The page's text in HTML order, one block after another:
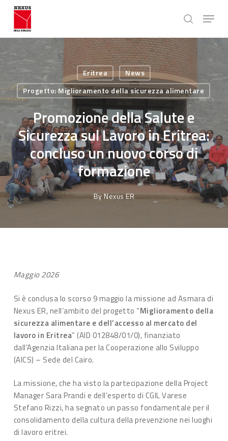
Skip
main
search
Menu
Eritrea
News
Progetto: Miglioramento della sicurezza alimentare
Promozione della Salute e
Sicurezza sul Lavoro in Eritrea:
concluso un nuovo corso di
formazione
ByNexus ER
Maggio 2026
Si è conclusa lo scorso 9 maggio la missione ad Asmara di
Nexus ER, nell’ambito del progetto “Miglioramento della
sicurezza alimentare e dell’accesso al mercato del
lavoro in Eritrea” (AID 012848/01/0), finanziato
dall’Agenzia Italiana per la Cooperazione allo Sviluppo
(AICS) – Sede del Cairo.
La missione, che ha visto la partecipazione della Project
Manager Sara Prandi e dell’esperto di CGIL Varese
Stefano Rizzi, ha segnato un passo fondamentale per il
consolidamento della cultura della prevenzione nei luoghi
di lavoro eritrei.
Menu